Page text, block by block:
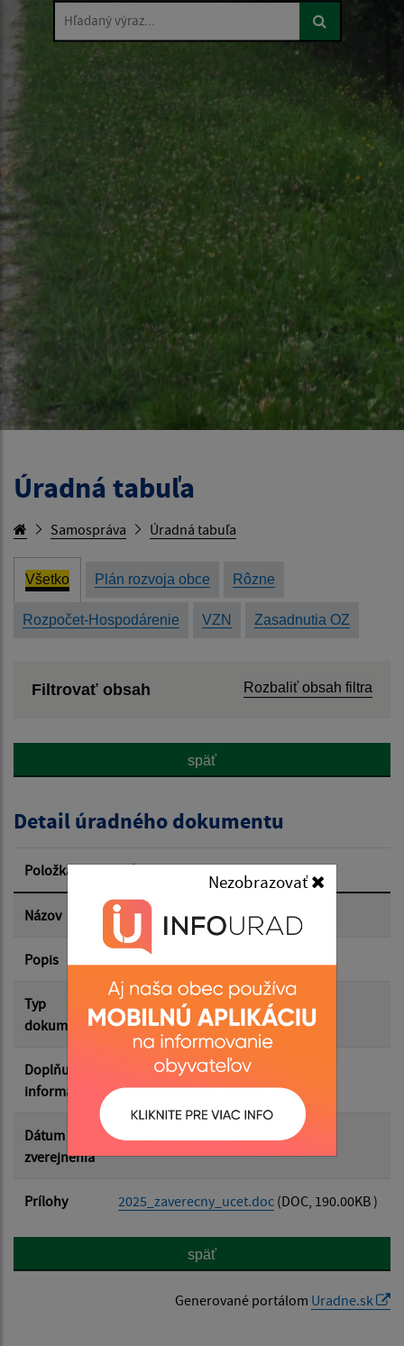
Nezobrazovať
Hľadaný výraz...
Úradná tabuľa
Samospráva Úradná tabuľa
Všetko Plán rozvoja obce Rôzne
Rozpočet-Hospodárenie VZN Zasadnutia OZ
Filtrovať obsah Rozbaliť obsah filtra
Popis:
Dátum zverejnenia od:
Dátum zverejnenia do:
Filtrovať Reset
späť
Detail úradného dokumentu
Položka Informácia
Názov Návrh záverečného účtu 2025
Popis
Typ
dokumentu
Rôzne
Doplňujúce
informácie
Dátum
zverejnenia
15.05.2026
Prílohy 2025_zaverecny_ucet.doc (DOC, 190.00KB )
späť
Generované portálom Uradne.sk